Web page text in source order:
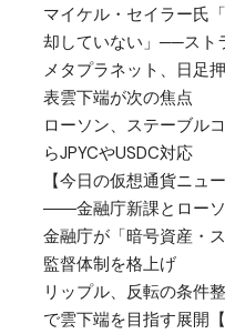
マイケル・セイラー氏
却していない」──スト
メタプラネット、日足
表雲下端が次の焦点
ローソン、ステーブル
らJPYCやUSDC対応
【今日の仮想通貨ニュ
――金融庁新課とロー
金融庁が「暗号資産・
監督体制を格上げ
リップル、反転の条件
で雲下端を目指す展開